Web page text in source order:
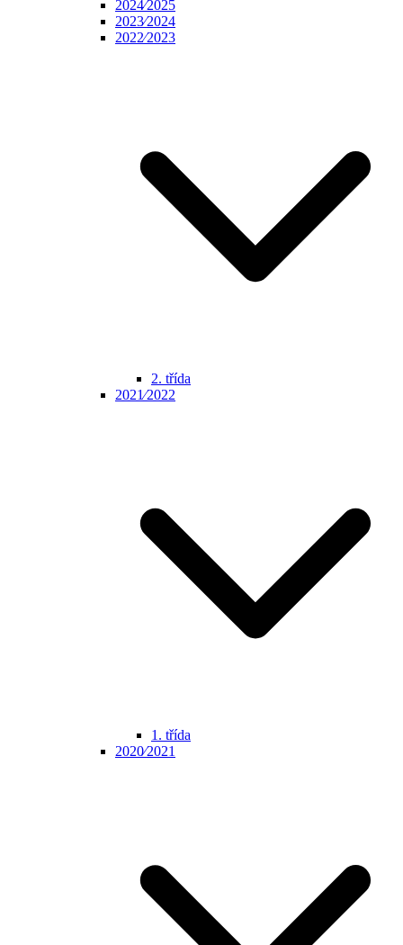
2024⁄2025
2023⁄2024
2022⁄2023
2. třída
2021⁄2022
1. třída
2020⁄2021